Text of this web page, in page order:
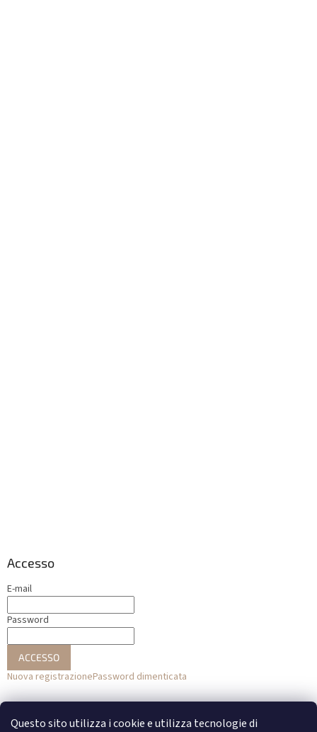
Questo sito utilizza i cookie e utilizza tecnologie di
Accesso
E-mail
Password
ACCESSO
Nuova registrazionePassword dimenticata
o